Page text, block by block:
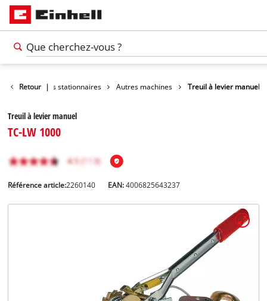
Retour |
Outils stationnaires Autres machines Treuil à levier manuel
Treuil à levier manuel
TC-LW 1000
Référence article:2260140 EAN:4006825643237